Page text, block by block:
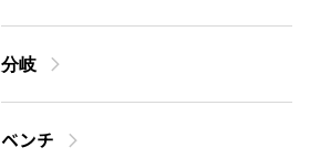
分岐
ベンチ